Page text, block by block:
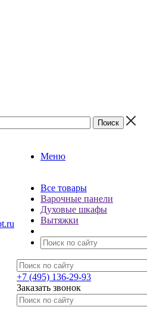
Меню
Все товары
Варочные панели
Духовые шкафы
Вытяжки
+7 (495) 136-29-93
Заказать звонок